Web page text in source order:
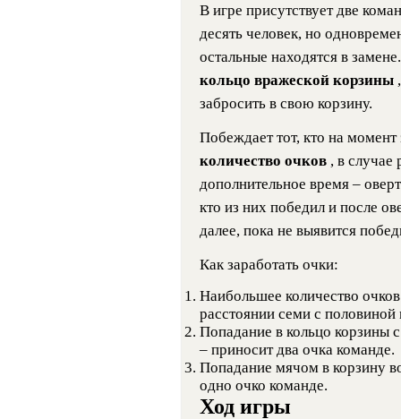
В игре присутствует две
десять человек, но
остальные находятся в
кольцо вражеской корзины
забросить в свою корзину.
Побеждает тот, кто на
количество очков , в случае
дополнительное время –
кто из них победил и после
далее, пока не выявится
Как заработать очки:
Наибольшее количество
расстоянии семи с половиной
Попадание в кольцо корзины
– приносит два очка команде.
Попадание мячом в корзину
одно очко команде.
Ход игры